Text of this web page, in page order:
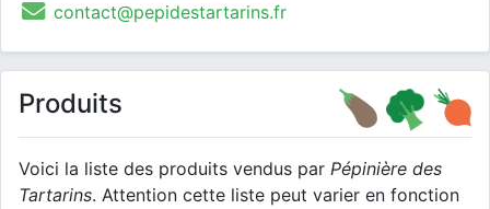
contact@pepidestartarins.fr
Produits
Voici la liste des produits vendus par Pépinière des
Tartarins. Attention cette liste peut varier en fonction